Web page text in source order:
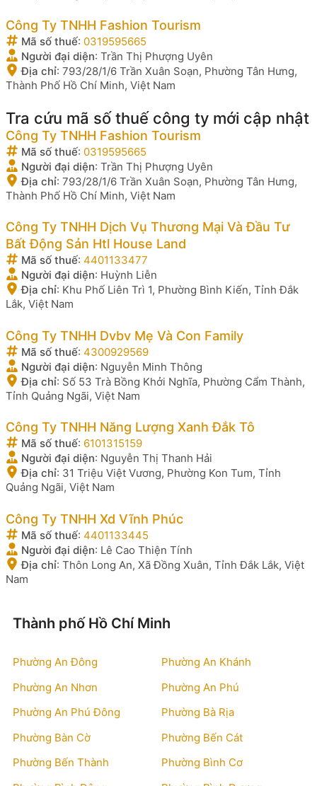
Công Ty TNHH Fashion Tourism
Mã số thuế: 0319595665
Người đại diện: Trần Thị Phượng Uyên
Địa chỉ: 793/28/1/6 Trần Xuân Soạn, Phường Tân Hưng,
Thành Phố Hồ Chí Minh, Việt Nam
Tra cứu mã số thuế công ty mới cập nhật
Công Ty TNHH Fashion Tourism
Mã số thuế: 0319595665
Người đại diện: Trần Thị Phượng Uyên
Địa chỉ: 793/28/1/6 Trần Xuân Soạn, Phường Tân Hưng,
Thành Phố Hồ Chí Minh, Việt Nam
Công Ty TNHH Dịch Vụ Thương Mại Và Đầu Tư
Bất Động Sản Htl House Land
Mã số thuế: 4401133477
Người đại diện: Huỳnh Liễn
Địa chỉ: Khu Phố Liên Trì 1, Phường Bình Kiến, Tỉnh Đắk
Lắk, Việt Nam
Công Ty TNHH Dvbv Mẹ Và Con Family
Mã số thuế: 4300929569
Người đại diện: Nguyễn Minh Thông
Địa chỉ: Số 53 Trà Bồng Khởi Nghĩa, Phường Cẩm Thành,
Tỉnh Quảng Ngãi, Việt Nam
Công Ty TNHH Năng Lượng Xanh Đắk Tô
Mã số thuế: 6101315159
Người đại diện: Nguyễn Thị Thanh Hải
Địa chỉ: 31 Triệu Việt Vương, Phường Kon Tum, Tỉnh
Quảng Ngãi, Việt Nam
Công Ty TNHH Xd Vĩnh Phúc
Mã số thuế: 4401133445
Người đại diện: Lê Cao Thiện Tính
Địa chỉ: Thôn Long An, Xã Đồng Xuân, Tỉnh Đắk Lắk, Việt
Nam
Thành phố Hồ Chí Minh
Phường An Đông
Phường An Khánh
Phường An Nhơn
Phường An Phú
Phường An Phú Đông
Phường Bà Rịa
Phường Bàn Cờ
Phường Bến Cát
Phường Bến Thành
Phường Bình Cơ